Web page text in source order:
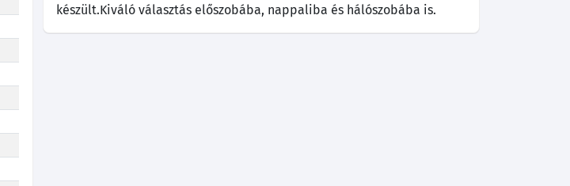
készült.Kiváló választás előszobába, nappaliba és hálószobába is.